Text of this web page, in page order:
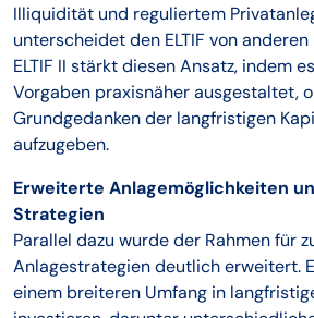
Illiquidität und reguliertem
unterscheidet den ELTIF von
ELTIF II stärkt diesen Ansatz, indem
Vorgaben praxisnäher ausgestaltet,
Grundgedanken der langfristigen
aufzugeben.
Erweiterte Anlagemöglichkeiten
Strategien
Parallel dazu wurde der Rahmen für
Anlagestrategien deutlich erweitert.
einem breiteren Umfang in